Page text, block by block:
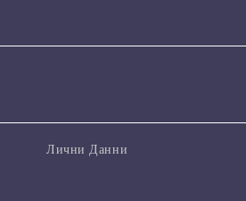
Лични Данни